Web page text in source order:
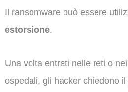
Il ransomware può essere
estorsione.
Una volta entrati nelle reti o
ospedali, gli hacker chiedono